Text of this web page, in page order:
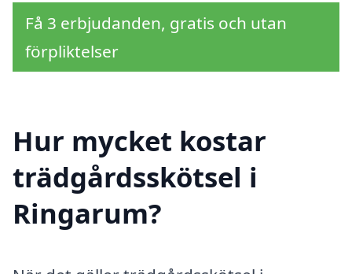
Få 3 erbjudanden, gratis och utan
förpliktelser
Hur mycket kostar
trädgårdsskötsel i
Ringarum?